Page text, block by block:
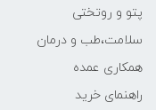
پتو و روتختی
سلامت،طب و درمان
همکاری عمده
راهنمای خرید